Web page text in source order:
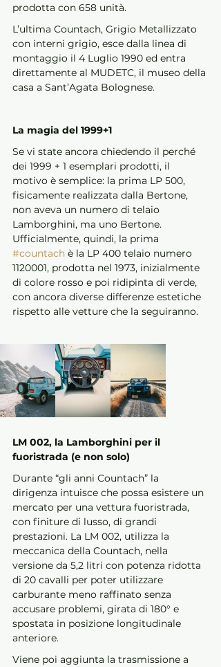
prodotta con 658 unità.
L’ultima Countach, Grigio Metallizzato
con interni grigio, esce dalla linea di
montaggio il 4 Luglio 1990 ed entra
direttamente al MUDETC, il museo della
casa a Sant’Agata Bolognese.
La magia del 1999+1
Se vi state ancora chiedendo il perché
dei 1999 + 1 esemplari prodotti, il
motivo è semplice: la prima LP 500,
fisicamente realizzata dalla Bertone,
non aveva un numero di telaio
Lamborghini, ma uno Bertone.
Ufficialmente, quindi, la prima
#countach è la LP 400 telaio numero
1120001, prodotta nel 1973, inizialmente
di colore rosso e poi ridipinta di verde,
con ancora diverse differenze estetiche
rispetto alle vetture che la seguiranno.
LM 002, la Lamborghini per il
fuoristrada (e non solo)
Durante “gli anni Countach” la
dirigenza intuisce che possa esistere un
mercato per una vettura fuoristrada,
con finiture di lusso, di grandi
prestazioni. La LM 002, utilizza la
meccanica della Countach, nella
versione da 5,2 litri con potenza ridotta
di 20 cavalli per poter utilizzare
carburante meno raffinato senza
accusare problemi, girata di 180° e
spostata in posizione longitudinale
anteriore.
Viene poi aggiunta la trasmissione a